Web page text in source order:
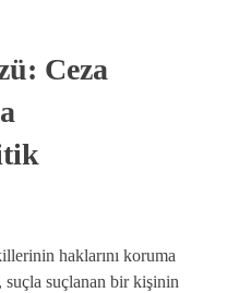
Ceza
haklarını koruma
suçlanan bir kişinin